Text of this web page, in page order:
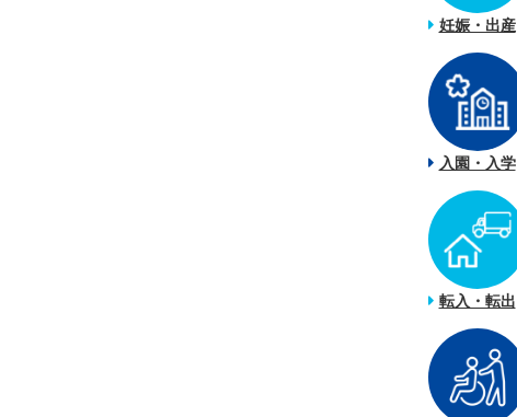
妊娠・出産
入園・入学
転入・転出